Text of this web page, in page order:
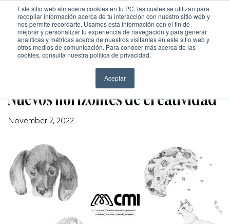
Este sitio web almacena cookies en tu PC, las cuales se utilizan para
recopilar información acerca de tu interacción con nuestro sitio web y
nos permite recordarte. Usamos esta información con el fin de
mejorar y personalizar tu experiencia de navegación y para generar
analíticas y métricas acerca de nuestros visitantes en este sitio web y
otros medios de comunicación. Para conocer más acerca de las
cookies, consulta nuestra política de privacidad.
Aceptar
Inicio
Trabajo
Cultura
Contacto
NOVEDADES WILD
Nuevos horizontes de creatividad
November 7, 2022